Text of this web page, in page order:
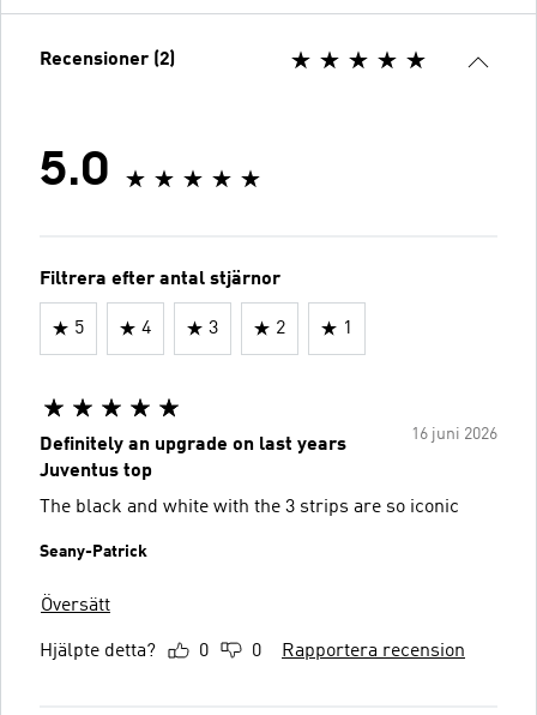
Recensioner (2)
5.0
Filtrera efter antal stjärnor
5 4 3 2 1
16 juni 2026
Definitely an upgrade on last years
Juventus top
The black and white with the 3 strips are so iconic
Seany-Patrick
Översätt
Hjälpte detta? 0 0 Rapportera recension